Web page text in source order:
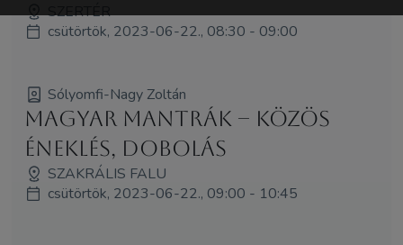
SZERTÉR
csütörtök, 2023-06-22., 08:30 - 09:00
Sólyomfi-Nagy Zoltán
Magyar Mantrák – közös
éneklés, dobolás
SZAKRÁLIS FALU
csütörtök, 2023-06-22., 09:00 - 10:45